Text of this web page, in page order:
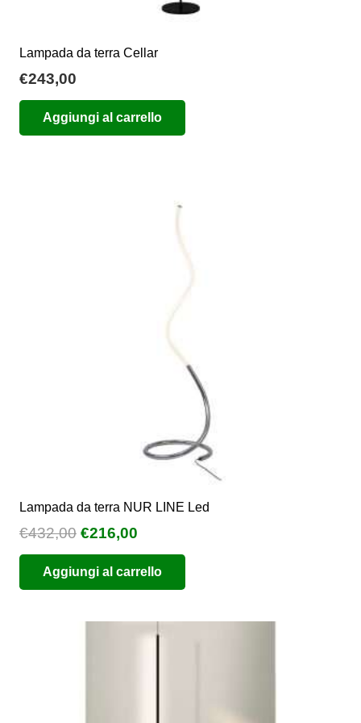
Lampada da terra Cellar
€243,00
Aggiungi al carrello
Lampada da terra NUR LINE Led
€432,00 Il
prezzo
originale
era:
€216,00
prezzo
attuale
è:
Aggiungi al carrello